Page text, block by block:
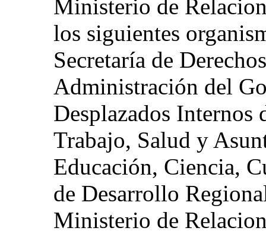
Ministerio de
los siguientes
Secretaría de
Administración del
Desplazados Internos
Trabajo, Salud y
Educación, Ciencia,
de Desarrollo
Ministerio de